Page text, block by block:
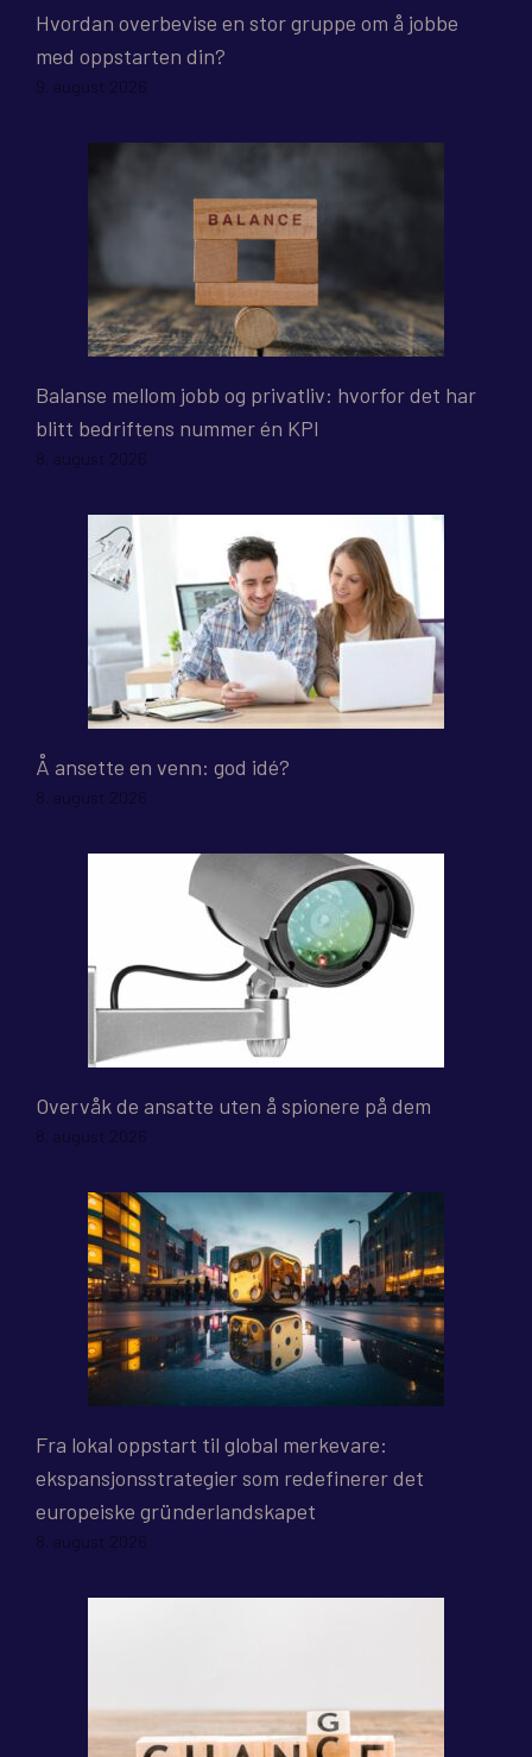
Hvordan overbevise en stor gruppe om å jobbe
med oppstarten din?
9. august 2026
Balanse mellom jobb og privatliv: hvorfor det har
blitt bedriftens nummer én KPI
8. august 2026
Å ansette en venn: god idé?
8. august 2026
Overvåk de ansatte uten å spionere på dem
8. august 2026
Fra lokal oppstart til global merkevare:
ekspansjonsstrategier som redefinerer det
europeiske gründerlandskapet
8. august 2026